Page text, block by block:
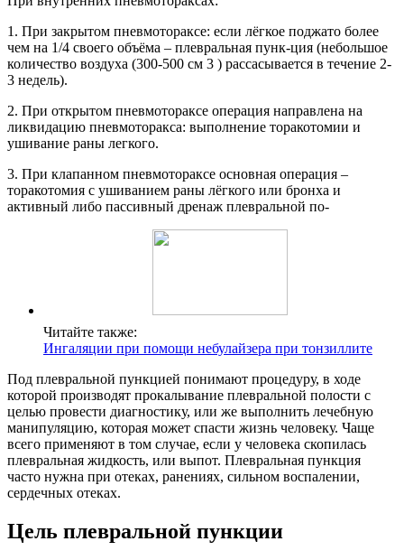
1. При закрытом пневмотораксе: если лёгкое поджато более
чем на 1/4 своего объёма – плевральная пунк-ция (небольшое
количество воздуха (300-500 см 3 ) рассасывается в течение 2-
3 недель).
2. При открытом пневмотораксе операция направлена на
ликвидацию пневмоторакса: выполнение торакотомии и
ушивание раны легкого.
3. При клапанном пневмотораксе основная операция –
торакотомия с ушиванием раны лёгкого или бронха и
активный либо пассивный дренаж плевральной по-
Читайте также:
Ингаляции при помощи небулайзера при тонзиллите
Под плевральной пункцией понимают процедуру, в ходе
которой производят прокалывание плевральной полости с
целью провести диагностику, или же выполнить лечебную
манипуляцию, которая может спасти жизнь человеку. Чаще
всего применяют в том случае, если у человека скопилась
плевральная жидкость, или выпот. Плевральная пункция
часто нужна при отеках, ранениях, сильном воспалении,
сердечных отеках.
Цель плевральной пункции